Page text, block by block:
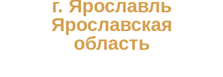
г. Ярославль
Ярославская
область